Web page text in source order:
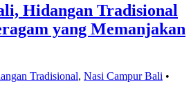
Hidangan Tradisional
yang Memanjakan
Tradisional, Nasi Campur Bali •